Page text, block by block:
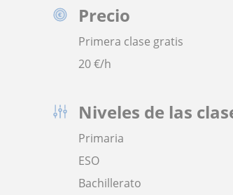
Precio
Primera clase gratis
20€/h
Niveles de las
Primaria
ESO
Bachillerato